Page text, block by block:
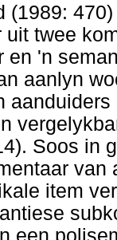
(1989:
uit twee
en 'n
aanlyn
Soos in
van
item
een